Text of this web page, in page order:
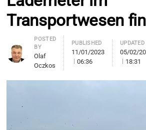
Transportwesen
Author
POSTED
BY
Olaf
Oczkos
PUBLISHED
11/01/2023
06:36
UPDATED
05/02/
18:31